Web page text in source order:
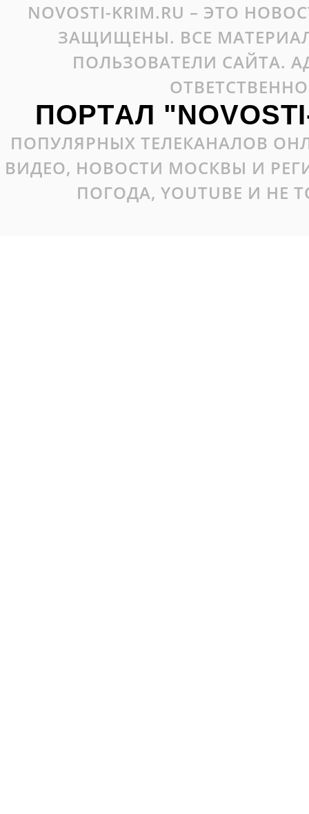
NOVOSTI-KRIM.RU – ЭТО
ЗАЩИЩЕНЫ. ВСЕ
ПОЛЬЗОВАТЕЛИ САЙТА.
ПОРТАЛ
ПОПУЛЯРНЫХ ТЕЛЕКАНАЛОВ
ВИДЕО, НОВОСТИ МОСКВЫ И
ПОГОДА, YOUTUBE И